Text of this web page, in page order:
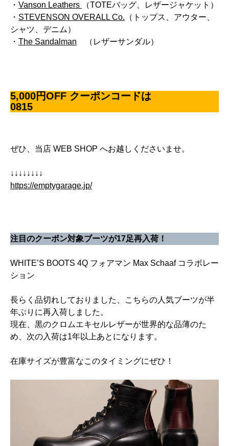
・ Vanson Leathers
（TOTEバッグ、レザージャケット）
・ STEVENSON OVERALL Co. （トップス、アウター、
シャツ、デニム）
・ The Sandalman （レザーサンダル）
5,000円OFF クーポンコードは
0815
ぜひ、当店 WEB SHOP へお越しくださいませ。
↓↓↓↓↓↓↓↓
https://emptygarage.jp/
注目のクーポン対象ブーツが17足再入荷！
WHITE’S BOOTS 4Q フォアマン Max Schaaf コラボレー
ション
長らく品切れしておりました、こちらの人気ブーツが半
年ぶりに再入荷しました。
現在、黒のクロムエキセルレザーが世界的な品薄のた
め、次の入荷は1年以上あとになります。
在庫サイズが豊富なこのタイミングにぜひ！